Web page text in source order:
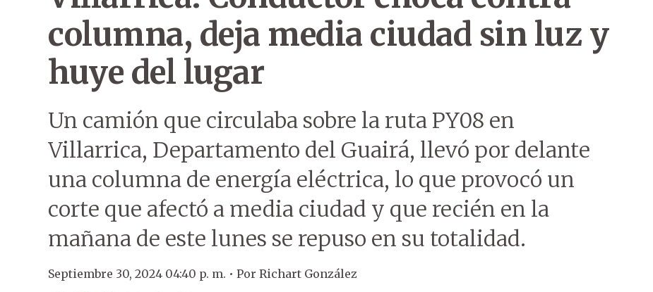
columna, deja media ciudad sin luz y
huye del lugar
Un camión que circulaba sobre la ruta PY08 en
Villarrica, Departamento del Guairá, llevó por delante
una columna de energía eléctrica, lo que provocó un
corte que afectó a media ciudad y que recién en la
mañana de este lunes se repuso en su totalidad.
Septiembre 30, 2024 04:40 p. m. • Por Richart González